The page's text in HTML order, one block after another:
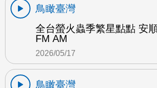
鳥瞰臺灣
全台螢火蟲季繁星點點 安
FM AM
2026/05/17
鳥瞰臺灣